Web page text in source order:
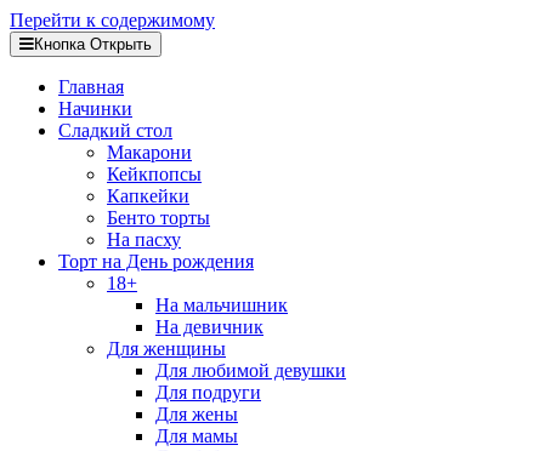
Перейти к содержимому
Кнопка Открыть
Главная
Начинки
Сладкий стол
Макарони
Кейкпопсы
Капкейки
Бенто торты
На пасху
Торт на День рождения
18+
На мальчишник
На девичник
Для женщины
Для любимой девушки
Для подруги
Для жены
Для мамы